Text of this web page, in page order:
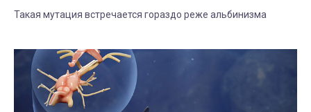
Такая мутация встречается гораздо реже альбинизма